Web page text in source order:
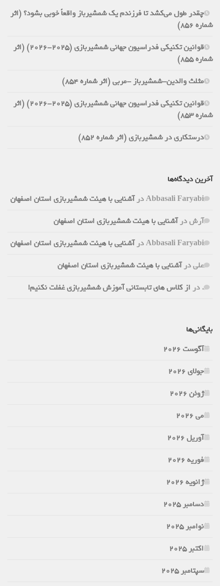
چقدر طول می‌کشد تا فرزندم یک شمشیرباز واقعاً خوبی بشود؟ (اثر
شماره 856)
قوانین تکنیکی فدراسیون جهانی شمشیربازی (2025-2026) (اثر
شماره 855)
مثلث والدین-شمشیرباز -مربی (اثر شماره 854)
قوانین تکنیکی فدراسیون جهانی شمشیربازی (2025-2026) (اثر
شماره 853)
درستکاری در شمشیربازی (اثر شماره 852)
آخرین دیدگاه‌ها
Abbasali Faryabiدرآشنایی با هیئت شمشیربازی استان اصفهان
آرشدرآشنایی با هیئت شمشیربازی استان اصفهان
Abbasali Faryabiدرآشنایی با هیئت شمشیربازی استان اصفهان
علیدرآشنایی با هیئت شمشیربازی استان اصفهان
.دراز کلاس های تابستانی آموزش شمشیربازی غفلت نکنیم!
بایگانی‌ها
آگوست 2026
جولای 2026
ژوئن 2026
می 2026
آوریل 2026
فوریه 2026
ژانویه 2026
دسامبر 2025
نوامبر 2025
اکتبر 2025
سپتامبر 2025